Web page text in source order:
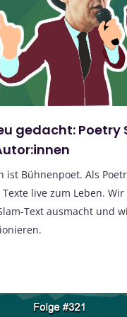
gedacht: Poetry
ist Bühnenpoet. Als
live zum Leben.
Text ausmacht und